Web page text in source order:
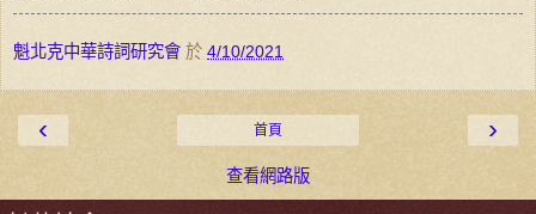
魁北克中華詩詞研究會 於 4/10/2021
‹ ›
首頁
查看網路版